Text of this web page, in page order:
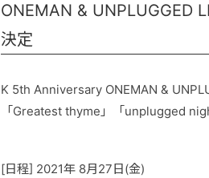
ONEMAN & UNPLUGGED
決定
K 5th Anniversary ONEMAN &
「Greatest thyme」「unplugged
[日程] 2021年 8月27日(金)